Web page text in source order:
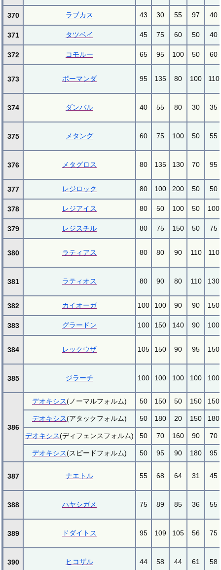
370 ラブカス 43 30 55 97 40
371 タツベイ 45 75 60 50 40
372 コモルー 65 95 100 50 60
373 ボーマンダ 95 135 80 100 110
374 ダンバル 40 55 80 30 35
375 メタング 60 75 100 50 55
376 メタグロス 80 135 130 70 95
377 レジロック 80 100 200 50 50
378 レジアイス 80 50 100 50 100
379 レジスチル 80 75 150 50 75
380 ラティアス 80 80 90 110 110
381 ラティオス 80 90 80 110 130
382 カイオーガ 100 100 90 90 150
383 グラードン 100 150 140 90 100
384 レックウザ 105 150 90 95 150
385 ジラーチ 100 100 100 100 100
386
デオキシス(ノーマルフォルム) 50 150 50 150 150
デオキシス(アタックフォルム) 50 180 20 150 180
デオキシス(ディフェンスフォルム) 50 70 160 90 70
デオキシス(スピードフォルム) 50 95 90 180 95
387 ナエトル 55 68 64 31 45
388 ハヤシガメ 75 89 85 36 55
389 ドダイトス 95 109 105 56 75
390 ヒコザル 44 58 44 61 58